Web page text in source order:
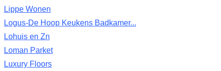
Lippe Wonen
Logus-De Hoop Keukens Badkamer...
Lohuis en Zn
Loman Parket
Luxury Floors